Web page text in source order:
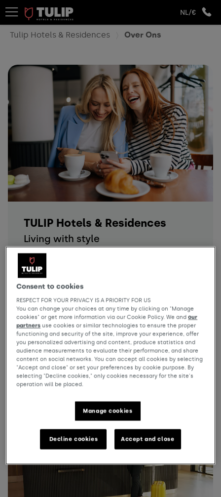
NL/€
Tulip Hotels & Residences Over Ons
Een verblijf dat geschikt is
voor al uw behoeften!
Of uw verblijf voor zaken of een ontspannen uitje is, wij
benaderen het met een fris perspectief, waarbij u elk
moment wordt uitgenodigd om iets nieuws te
ontdekken.
TULIP Hotels & Residences
Living with style
TULIP Hotels & Residences biedt een naadloze
mix van comfort, stijl en functionaliteit, met
ruimtes waar mensen met plezier werken,
ontspannen en elkaar ontmoeten. Onze hybride
ruimtes zijn ontworpen met eenvoud en
aandacht voor detail, en bieden een
uitnodigende sfeer voor zowel zakenreizigers als
vakantiegangers.
Of u nu ontspant na een dag vergaderen...
Meer informatie
Consent to cookies
RESPECT FOR YOUR PRIVACY IS A PRIORITY FOR US
You can change your choices at any time by clicking on "Manage
cookies" or get more information via our Cookie Policy. We andour
partners use cookies or similar technologies to ensure the proper
functioning and security of the site, improve your experience, offer
you personalized advertising and content, produce statistics and
audience measurements to evaluate their performance, and share
content on social networks. You can accept all cookies by selecting
"Accept and close" or set your preferences by cookie purpose. By
selecting "Decline cookies," only cookies necessary for the site's
operation will be placed.
Manage cookies
Decline cookies Accept and close